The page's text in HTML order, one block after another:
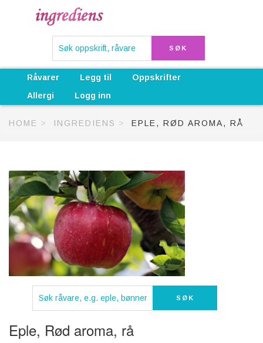
Råvarer Legg til
Oppskrifter
Allergi
Logg inn
HOME INGREDIENS EPLE, RØD AROMA, RÅ
Eple, Rød aroma, rå